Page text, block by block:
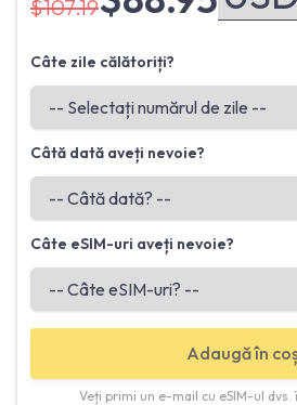
$107.19
Câte zile călătoriți?
Câtă dată aveți nevoie?
Câte eSIM-uri aveți nevoie?
Adaugă în
Veți primi un e-mail cu eSIM-ul dvs.